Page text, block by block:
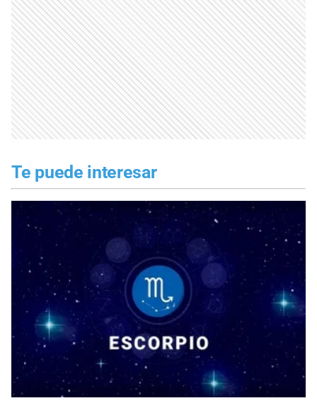
Te puede interesar